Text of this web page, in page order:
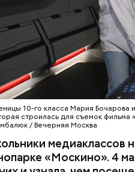
10-го класса Мария Бочарова
строилась для съемок
/ Вечерняя Москва
медиаклассов
«Москино». 4
учатся более